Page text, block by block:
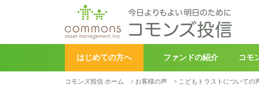
はじめての方へ ファンドの紹介 コモ
▶︎ こどもトラスト ▶︎ コ
コモンズ投信 ホーム > お客様の声 > こどもトラストについての